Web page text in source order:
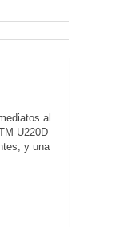
al
U220D
y una